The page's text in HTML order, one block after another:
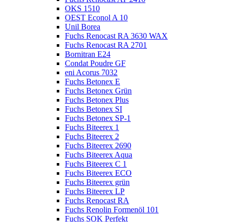
OKS 1510
OEST Econol A 10
Unil Borea
Fuchs Renocast RA 3630 WAX
Fuchs Renocast RA 2701
Bornitran E24
Condat Poudre GF
eni Acorus 7032
Fuchs Betonex E
Fuchs Betonex Grün
Fuchs Betonex Plus
Fuchs Betonex SI
Fuchs Betonex SP-1
Fuchs Biteerex 1
Fuchs Biteerex 2
Fuchs Biteerex 2690
Fuchs Biteerex Aqua
Fuchs Biteerex C 1
Fuchs Biteerex ECO
Fuchs Biteerex grün
Fuchs Biteerex LP
Fuchs Renocast RA
Fuchs Renolin Formenöl 101
Fuchs SOK Perfekt